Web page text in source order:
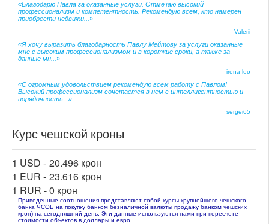
«Благодарю Павла за оказанные услуги. Отмечаю высокий
профессионализм и компетентность. Рекомендую всем, кто намерен
приобрести недвижи...»
Valerii
«Я хочу выразить благодарность Павлу Мейтову за услуги оказанные
мне с высоким профессионализмом и в короткие сроки, а также за
данные мн...»
irena-leo
«С огромным удовольствием рекомендую всем работу с Павлом!
Высокий профессионализм сочетается в нем с интеллигентностью и
порядочность...»
sergei65
Курс чешской кроны
1 USD - 20.496 крон
1 EUR - 23.616 крон
1 RUR -0 крон
Приведенные соотношения представляют собой курсы крупнейшего чешского
банка ЧСОБ на покупку банком безналичной валюты продажу банком чешских
крон) на сегодняшний день. Эти данные используются нами при пересчете
стоимости объектов в доллары и евро.